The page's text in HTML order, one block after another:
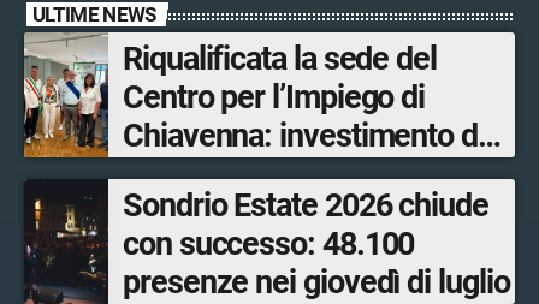
ULTIME NEWS
Riqualificata la sede del
Centro per l’Impiego di
Chiavenna: investimento da
quasi 250mila euro
Sondrio Estate 2026 chiude
con successo: 48.100
presenze nei giovedì di luglio